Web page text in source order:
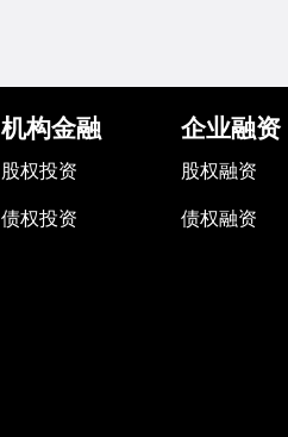
机构金融
股权投资
债权投资
企业融资
股权融资
债权融资